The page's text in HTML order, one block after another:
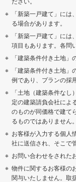
「新築一戸建て」に
る場合があります。
「新築一戸建て」に
項目もあります。各問
「建築条件付き土地」
「建築条件付き土地
例であり、プランの採
「土地（建築条件な
定の建築請負会社によ
のものが同価格で建て
るものではありません。
お客様が入力する個人
社に送信され、そこで
お問い合わせをされた
物件に関するお客様の
関与いたしません。取